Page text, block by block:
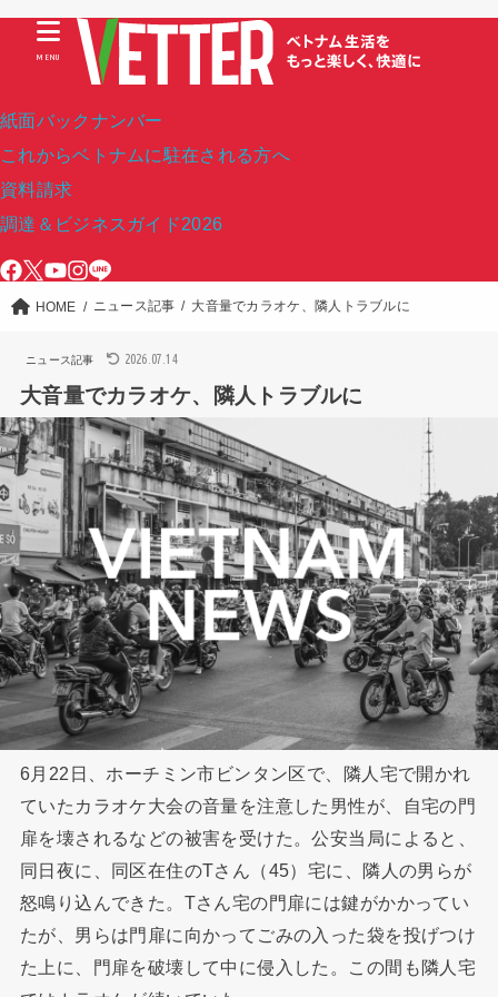
紙面バックナンバー
これからベトナムに駐在される方へ
資料請求
調達＆ビジネスガイド2026
MENU
HOME ニュース記事 大音量でカラオケ、隣人トラブルに
ニュース記事 2026.07.14
大音量でカラオケ、隣人トラブルに
6月22日、ホーチミン市ビンタン区で、隣人宅で開かれ
ていたカラオケ大会の音量を注意した男性が、自宅の門
扉を壊されるなどの被害を受けた。公安当局によると、
同日夜に、同区在住のTさん（45）宅に、隣人の男らが
怒鳴り込んできた。Tさん宅の門扉には鍵がかかってい
たが、男らは門扉に向かってごみの入った袋を投げつけ
た上に、門扉を破壊して中に侵入した。この間も隣人宅